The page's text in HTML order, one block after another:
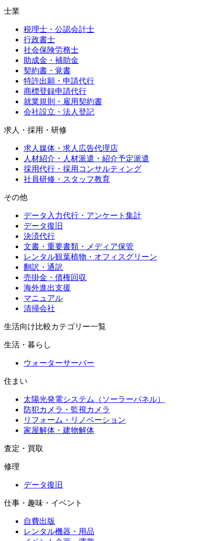
士業
税理士・公認会計士
行政書士
社会保険労務士
助成金・補助金
契約書・覚書
特許出願・申請代行
商標登録申請代行
就業規則・雇用契約書
会社設立・法人登記
求人・採用・研修
求人媒体・求人広告代理店
人材紹介・人材派遣・紹介予定派遣
採用代行・採用コンサルティング
社員研修・スタッフ教育
その他
データ入力代行・アンケート集計
データ復旧
決済代行
文書・重要書類・メディア保管
レンタル観葉植物・オフィスグリーン
翻訳・通訳
売掛金・債権回収
海外進出支援
マニュアル
清掃会社
生活向け比較カテゴリー一覧
生活・暮らし
ウォーターサーバー
住まい
太陽光発電システム（ソーラーパネル）
防犯カメラ・監視カメラ
リフォーム・リノベーション
家屋解体・建物解体
査定・買取
修理
データ復旧
仕事・趣味・イベント
自費出版
レンタル機器・用品